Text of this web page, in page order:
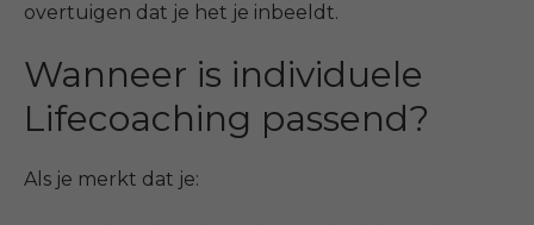
overtuigen dat je het je inbeeldt.
Wanneer is individuele
Lifecoaching passend?
Als je merkt dat je: